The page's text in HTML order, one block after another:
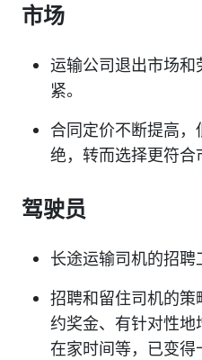
市场
运输公司退出市场
紧。
合同定价不断提高
绝，转而选择更符合
驾驶员
长途运输司机的招聘
招聘和留住司机的
约奖金、有针对性
在家时间等，已变得